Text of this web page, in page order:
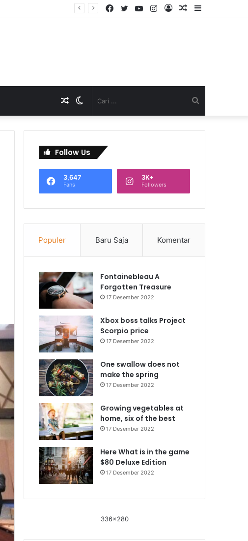
Sidebar
Artikel
Log
Instagram
YouTube
Twitter
Facebook
...
Switch
skin
Artikel
Acak
Follow Us
3,647
Fans
3K+
Followers
Populer Baru Saja Komentar
Fontainebleau A
Forgotten Treasure
17 Desember 2022
Xbox boss talks Project
Scorpio price
17 Desember 2022
One swallow does not
make the spring
17 Desember 2022
Growing vegetables at
home, six of the best
17 Desember 2022
Here What is in the game
$80 Deluxe Edition
17 Desember 2022
336x280